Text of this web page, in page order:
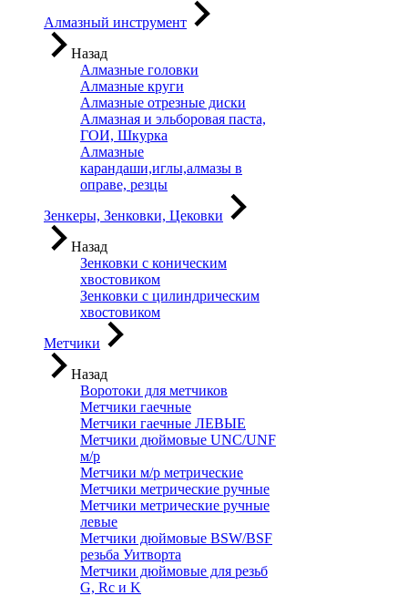
Алмазный инструмент
Назад
Алмазные головки
Алмазные круги
Алмазные отрезные диски
Алмазная и эльборовая паста,
ГОИ, Шкурка
Алмазные
карандаши,иглы,алмазы в
оправе, резцы
Зенкеры, Зенковки, Цековки
Назад
Зенковки с коническим
хвостовиком
Зенковки с цилиндрическим
хвостовиком
Метчики
Назад
Воротоки для метчиков
Метчики гаечные
Метчики гаечные ЛЕВЫЕ
Метчики дюймовые UNC/UNF
м/р
Метчики м/р метрические
Метчики метрические ручные
Метчики метрические ручные
левые
Метчики дюймовые BSW/BSF
резьба Уитворта
Метчики дюймовые для резьб
G, Rc и K